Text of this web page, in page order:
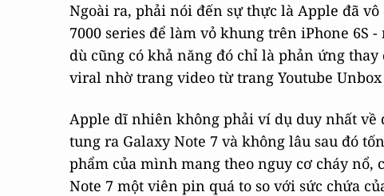
Ngoài ra, phải nói đến sự thực là Apple đã
7000 series để làm vỏ khung trên iPhone 6S
dù cũng có khả năng đó chỉ là phản ứng
viral nhờ trang video từ trang Youtube
Apple dĩ nhiên không phải ví dụ duy nhất về
tung ra Galaxy Note 7 và không lâu sau đó
phẩm của mình mang theo nguy cơ cháy nổ,
Note 7 một viên pin quá to so với sức chứa